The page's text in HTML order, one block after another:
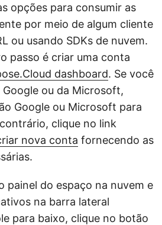
opções para consumir as
por meio de algum cliente
ou usando SDKs de nuvem.
passo é criar uma conta
dashboard. Se você
ou da Microsoft,
Google ou Microsoft para
clique no link
nova conta fornecendo as
painel do espaço na nuvem e
na barra lateral
para baixo, clique no botão